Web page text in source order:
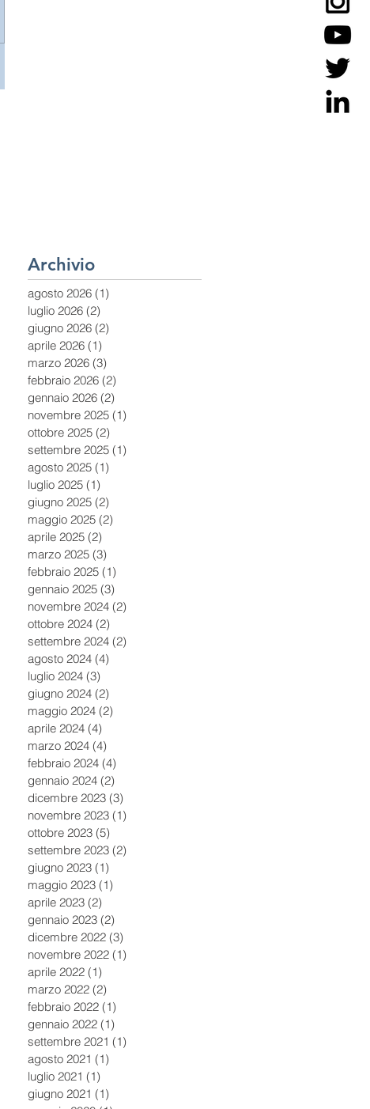
Archivio
agosto 2026 (1)
luglio 2026 (2)
giugno 2026 (2)
aprile 2026 (1)
marzo 2026 (3)
febbraio 2026 (2)
gennaio 2026 (2)
novembre 2025 (1)
ottobre 2025 (2)
settembre 2025 (1)
agosto 2025 (1)
luglio 2025 (1)
giugno 2025 (2)
maggio 2025 (2)
aprile 2025 (2)
marzo 2025 (3)
febbraio 2025 (1)
gennaio 2025 (3)
novembre 2024 (2)
ottobre 2024 (2)
settembre 2024 (2)
agosto 2024 (4)
luglio 2024 (3)
giugno 2024 (2)
maggio 2024 (2)
aprile 2024 (4)
marzo 2024 (4)
febbraio 2024 (4)
gennaio 2024 (2)
dicembre 2023 (3)
novembre 2023 (1)
ottobre 2023 (5)
settembre 2023 (2)
giugno 2023 (1)
maggio 2023 (1)
aprile 2023 (2)
gennaio 2023 (2)
dicembre 2022 (3)
novembre 2022 (1)
aprile 2022 (1)
marzo 2022 (2)
febbraio 2022 (1)
gennaio 2022 (1)
settembre 2021 (1)
agosto 2021 (1)
luglio 2021 (1)
giugno 2021 (1)